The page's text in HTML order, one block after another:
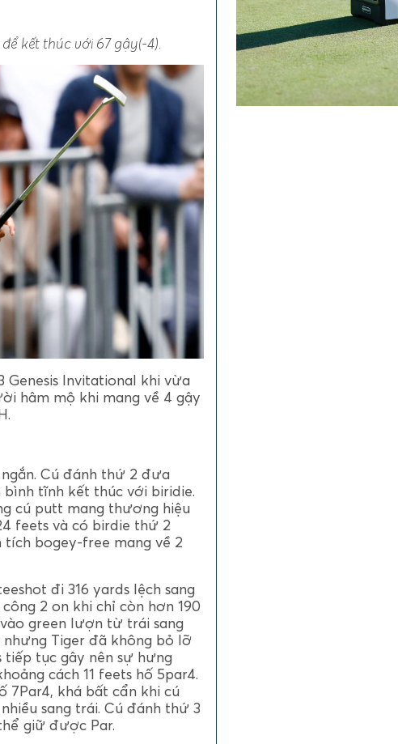
kết thúc với 67 gậy(-4).
Invitational khi vừa
hâm mộ khi mang về 4 gậy
Cú đánh thứ 2 đưa
bình tĩnh kết thúc với biridie.
cú putt mang thương hiệu
feets và có birdie thứ 2
tích bogey-free mang về 2
đi 316 yards lệch sang
2 on khi chỉ còn hơn 190
green lượn từ trái sang
Tiger đã không bỏ lỡ
tiếp tục gây nên sự hưng
cách 11 feets hố 5par4.
7Par4, khá bất cẩn khi cú
sang trái. Cú đánh thứ 3
giữ được Par.